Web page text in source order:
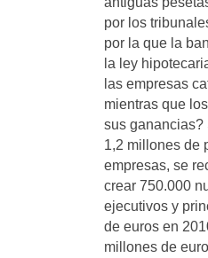
por los
por la que la
la ley
las empresas
mientras que
sus ganancias?
1,2 millones de
empresas, se
crear 750.000
ejecutivos y
de euros en
millones de